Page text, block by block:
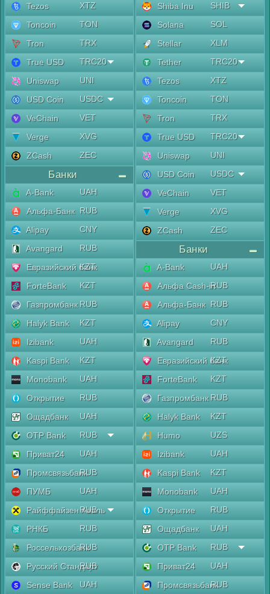
Tezos
XTZ
Toncoin
TON
Tron
TRX
True USD
TRC20
Uniswap
UNI
USD Coin
USDC
VeChain
VET
Verge
XVG
ZCash
ZEC
Банки
A-Bank
UAH
Альфа-Банк RUB
Alipay
CNY
Avangard
RUB
Евразийский банк
KZT
ForteBank
KZT
Газпромбанк RUB
Halyk Bank
KZT
Izibank
UAH
Kaspi Bank
KZT
Monobank
UAH
Открытие
RUB
Ощадбанк
UAH
OTP Bank
RUB
Приват24
UAH
ПромсвязьбанкRUB
ПУМБ
UAH
Райффайзен Аваль
RUB
РНКБ
RUB
РоссельхозбанкRUB
Русский Стандарт
RUB
Sense Bank
UAH
Shiba Inu
SHIB
Solana
SOL
Stellar
XLM
Tether
TRC20
Tezos
XTZ
Toncoin
TON
Tron
TRX
True USD
TRC20
Uniswap
UNI
USD Coin
USDC
VeChain
VET
Verge
XVG
ZCash
ZEC
Банки
A-Bank
UAH
Альфа Cash-inRUB
Альфа-Банк RUB
Alipay
CNY
Avangard
RUB
Евразийский банк
KZT
ForteBank
KZT
Газпромбанк RUB
Halyk Bank
KZT
Humo
UZS
Izibank
UAH
Kaspi Bank
KZT
Monobank
UAH
Открытие
RUB
Ощадбанк
UAH
OTP Bank
RUB
Приват24
UAH
ПромсвязьбанкRUB